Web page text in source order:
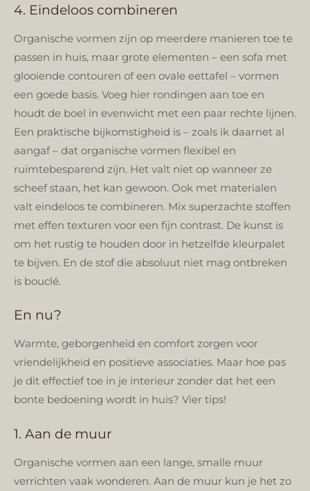
4. Eindeloos combineren
Organische vormen zijn op meerdere manieren toe te
passen in huis, maar grote elementen – een sofa met
glooiende contouren of een ovale eettafel – vormen
een goede basis. Voeg hier rondingen aan toe en
houdt de boel in evenwicht met een paar rechte lijnen.
Een praktische bijkomstigheid is – zoals ik daarnet al
aangaf – dat organische vormen flexibel en
ruimtebesparend zijn. Het valt niet op wanneer ze
scheef staan, het kan gewoon. Ook met materialen
valt eindeloos te combineren. Mix superzachte stoffen
met effen texturen voor een fijn contrast. De kunst is
om het rustig te houden door in hetzelfde kleurpalet
te bijven. En de stof die absoluut niet mag ontbreken
is bouclé.
En nu?
Warmte, geborgenheid en comfort zorgen voor
vriendelijkheid en positieve associaties. Maar hoe pas
je dit effectief toe in je interieur zonder dat het een
bonte bedoening wordt in huis? Vier tips!
1. Aan de muur
Organische vormen aan een lange, smalle muur
verrichten vaak wonderen. Aan de muur kun je het zo